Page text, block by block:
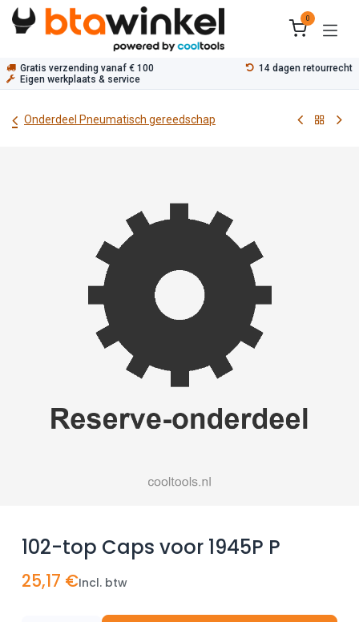
Overslaan naar inhoud
0
Gratis verzending vanaf € 100
14 dagen retourrecht
Eigen werkplaats & service
Onderdeel Pneumatisch gereedschap
102-top Caps voor 1945P P
25,17 €Incl. btw